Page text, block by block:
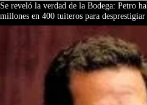
Se reveló la verdad de la Bodega: Petro
millones en 400 tuiteros para